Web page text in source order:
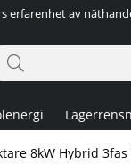
erfarenhet av
8kW Hybrid 3fas